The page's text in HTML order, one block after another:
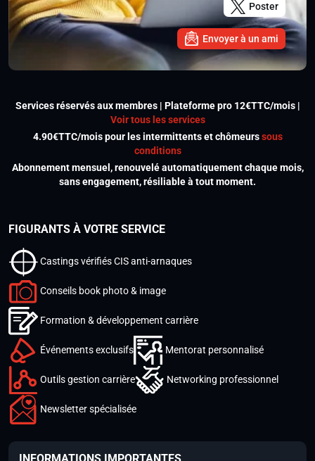
Poster
Envoyer à un ami
Services réservés aux membres | Plateforme pro 12€TTC/mois |
Voir tous les services
4.90€TTC/mois pour les intermittents et chômeurssous
conditions
Abonnement mensuel, renouvelé automatiquement chaque mois,
sans engagement, résiliable à tout moment.
FIGURANTS À VOTRE SERVICE
Castings vérifiés CIS anti-arnaques
Conseils book photo & image
Formation & développement carrière
Événements exclusifs Mentorat personnalisé
Outils gestion carrière Networking professionnel
Newsletter spécialisée